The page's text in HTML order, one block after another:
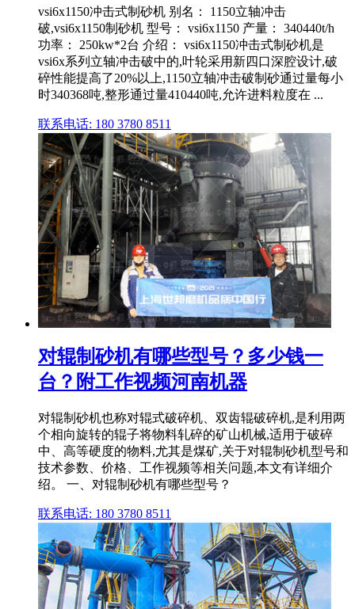
vsi6x1150冲击式制砂机 别名： 1150立轴冲击
破,vsi6x1150制砂机 型号： vsi6x1150 产量： 340440t/h
功率： 250kw*2台 介绍： vsi6x1150冲击式制砂机是
vsi6x系列立轴冲击破中的,叶轮采用新四口深腔设计,破
碎性能提高了20%以上,1150立轴冲击破制砂通过量每小
时340368吨,整形通过量410440吨,允许进料粒度在 ...
联系电话: 180 3780 8511
对辊制砂机有哪些型号？多少钱一
台？附工作视频河南机器
对辊制砂机也称对辊式破碎机、双齿辊破碎机,是利用两
个相向旋转的辊子将物料轧碎的矿山机械,适用于破碎
中、高等硬度的物料,尤其是煤矿,关于对辊制砂机型号和
技术参数、价格、工作视频等相关问题,本文有详细介
绍。 一、对辊制砂机有哪些型号？
联系电话: 180 3780 8511